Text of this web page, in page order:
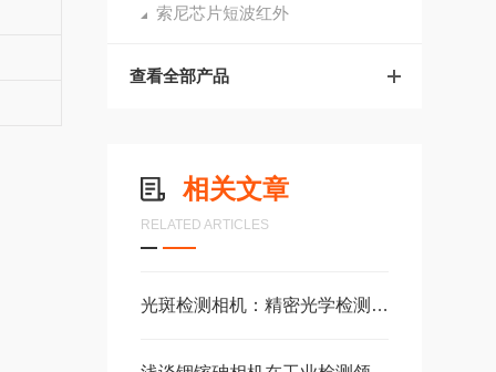
索尼芯片短波红外
查看全部产品
相关文章
RELATED ARTICLES
光斑检测相机：精密光学检测的核心视觉设备